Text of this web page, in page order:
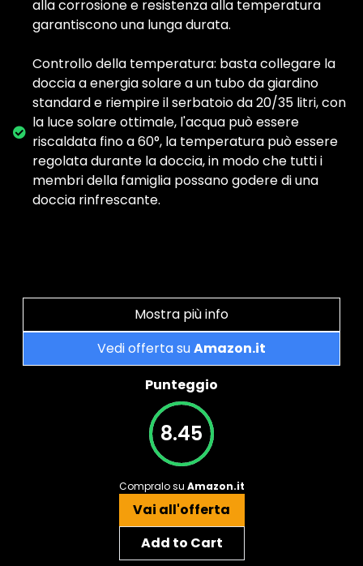
alla corrosione e resistenza alla temperatura
garantiscono una lunga durata.
Controllo della temperatura: basta collegare la
doccia a energia solare a un tubo da giardino
standard e riempire il serbatoio da 20/35 litri, con
la luce solare ottimale, l'acqua può essere
riscaldata fino a 60°, la temperatura può essere
regolata durante la doccia, in modo che tutti i
membri della famiglia possano godere di una
doccia rinfrescante.
Mostra più info
Vedi offerta suAmazon.it
Punteggio
8.45
Compralo su Amazon.it
Vai all'offerta
Add to Cart